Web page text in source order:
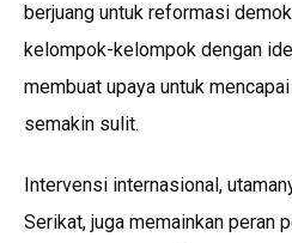
berjuang untuk reformasi
kelompok-kelompok dengan
membuat upaya untuk
semakin sulit.
Intervensi internasional,
Serikat, juga memainkan peran